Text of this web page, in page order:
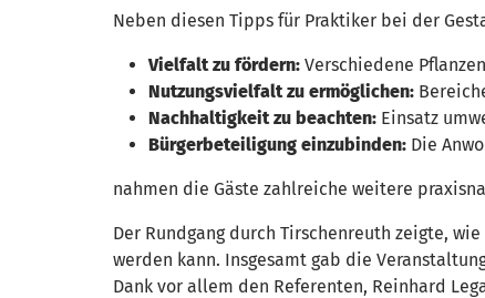
Neben diesen Tipps für Praktiker bei der
Vielfalt zu fördern: Verschiedene
Nutzungsvielfalt zu ermöglichen:
Nachhaltigkeit zu beachten: Einsatz
Bürgerbeteiligung einzubinden: Die
nahmen die Gäste zahlreiche weitere
Der Rundgang durch Tirschenreuth zeigte,
werden kann. Insgesamt gab die
Dank vor allem den Referenten, Reinhard